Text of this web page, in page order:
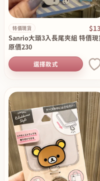
特價現貨
Sanrio大頭3入長尾夾組 特價現
原價230
選擇款式